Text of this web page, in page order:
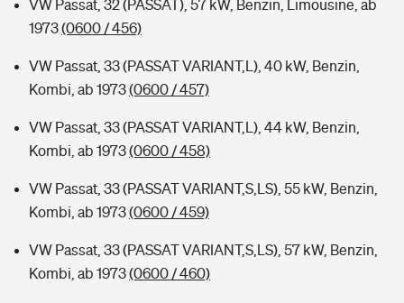
VW Passat, 32 (PASSAT), 57 kW, Benzin, Limousine, ab
1973(0600 / 456)
VW Passat, 33 (PASSAT VARIANT,L), 40 kW, Benzin,
Kombi, ab 1973(0600 / 457)
VW Passat, 33 (PASSAT VARIANT,L), 44 kW, Benzin,
Kombi, ab 1973(0600 / 458)
VW Passat, 33 (PASSAT VARIANT,S,LS), 55 kW, Benzin,
Kombi, ab 1973(0600 / 459)
VW Passat, 33 (PASSAT VARIANT,S,LS), 57 kW, Benzin,
Kombi, ab 1973(0600 / 460)